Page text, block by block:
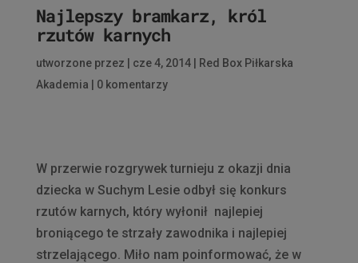
Najlepszy bramkarz, król
rzutów karnych
utworzone przez cze 4, 2014|
Red Box Piłkarska
Akademia
0 komentarzy
W przerwie rozgrywek turnieju z okazji dnia
dziecka w Suchym Lesie odbył się konkurs
rzutów karnych, który wyłonił najlepiej
broniącego te strzały zawodnika i najlepiej
strzelającego. Miło nam poinformować, że w